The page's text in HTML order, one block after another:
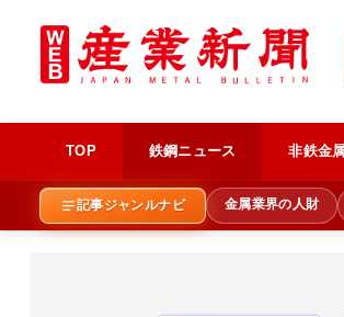
TOP 鉄鋼ニュース 非鉄金
記事ジャンルナビ 金属業界の人財